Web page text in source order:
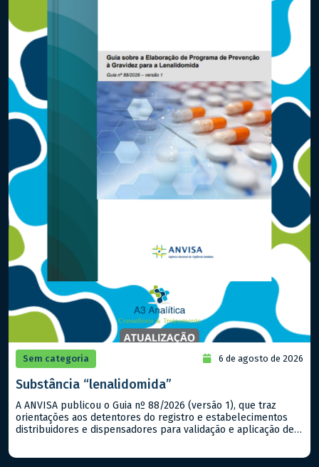
Sem categoria 6 de agosto de 2026
Substância “lenalidomida”
A ANVISA publicou o Guia nº 88/2026 (versão 1), que traz
orientações aos detentores do registro e estabelecimentos
distribuidores e dispensadores para validação e aplicação de